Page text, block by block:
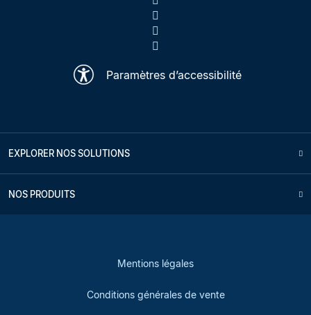
Paramètres d’accessibilité
EXPLORER NOS SOLUTIONS
NOS PRODUITS
Mentions légales
Conditions générales de vente